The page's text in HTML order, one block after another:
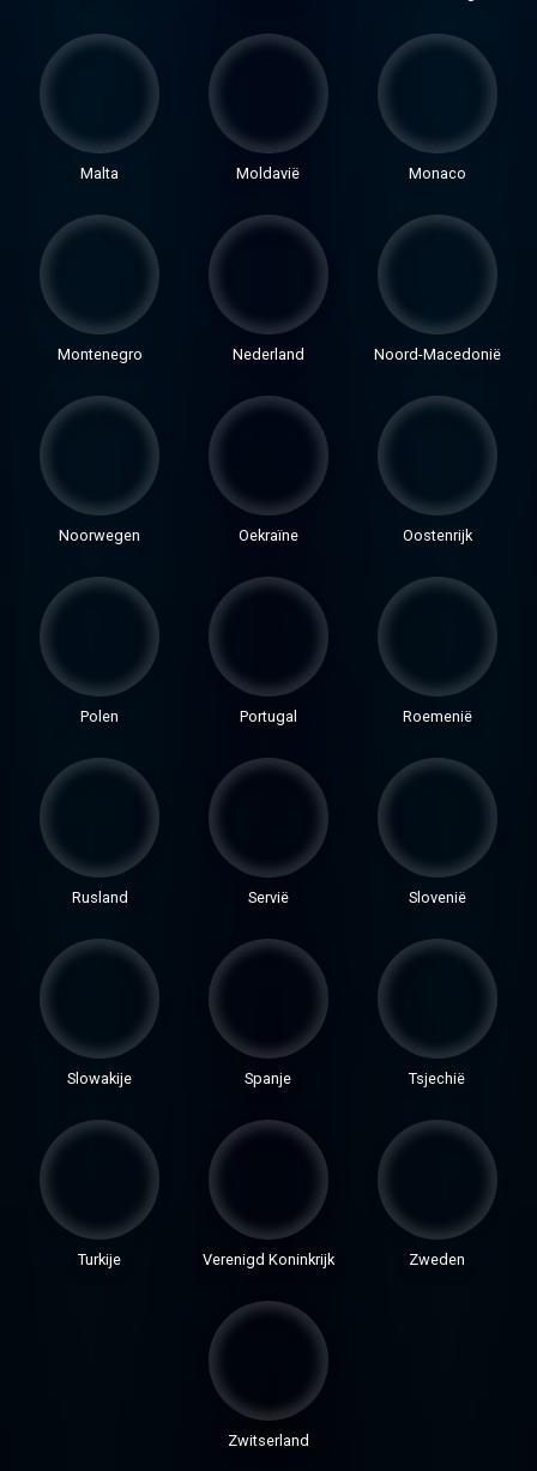
Malta Moldavië Monaco
Montenegro Nederland Noord-Macedonië
Noorwegen Oekraïne Oostenrijk
Polen Portugal Roemenië
Rusland Servië Slovenië
Slowakije Spanje Tsjechië
Turkije Verenigd Koninkrijk Zweden
Zwitserland